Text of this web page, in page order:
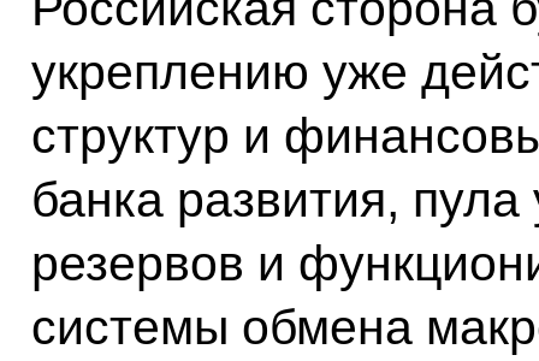
укреплению уже
структур и
банка развития,
резервов и
системы обмена